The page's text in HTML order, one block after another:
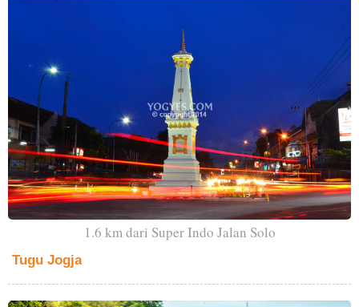
1.6 km dari Super Indo Jalan Solo
Tugu Jogja